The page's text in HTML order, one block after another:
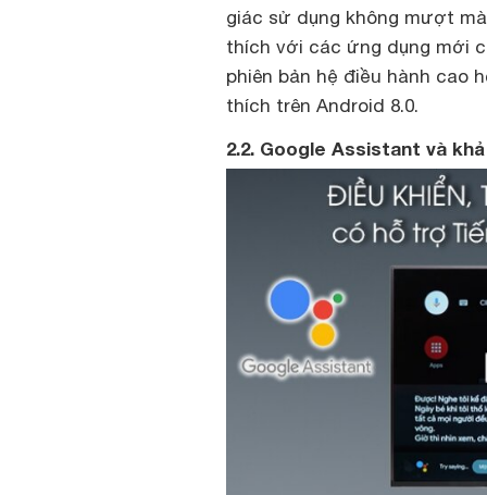
giác sử dụng không mượt
thích với các ứng dụng mới
phiên bản hệ điều hành cao
thích trên Android 8.0.
2.2. Google Assistant và